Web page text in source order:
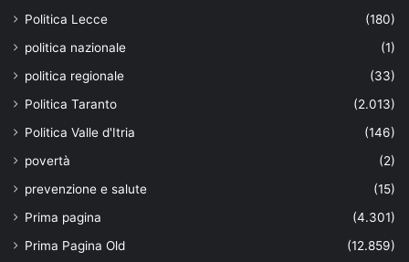
Politica Lecce
(180)
politica nazionale
(1)
politica regionale
(33)
Politica Taranto
(2.013)
Politica Valle d'Itria
(146)
povertà
(2)
prevenzione e salute
(15)
Prima pagina
(4.301)
Prima Pagina Old
(12.859)